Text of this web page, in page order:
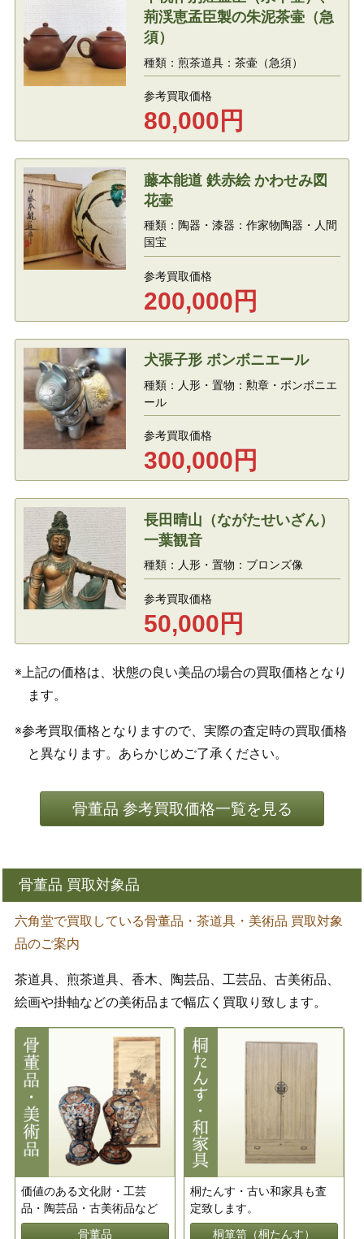
荊渓恵孟臣製の朱泥茶壷（急
須）
種類：煎茶道具：茶壷（急須）
参考買取価格
80,000 円
藤本能道 鉄赤絵 かわせみ図
花壷
種類：陶器・漆器：作家物陶器・人間
国宝
参考買取価格
200,000 円
犬張子形 ボンボニエール
種類：人形・置物：勲章・ボンボニエ
ール
参考買取価格
300,000 円
長田晴山（ながたせいざん）
一葉観音
種類：人形・置物：ブロンズ像
参考買取価格
50,000 円
※上記の価格は、状態の良い美品の場合の買取価格となり
ます。
※参考買取価格となりますので、実際の査定時の買取価格
と異なります。あらかじめご了承ください。
骨董品 参考買取価格一覧を見る
骨董品 買取対象品
六角堂で買取している骨董品・茶道具・美術品 買取対象
品のご案内
茶道具、煎茶道具、香木、陶芸品、工芸品、古美術品、
絵画や掛軸などの美術品まで幅広く買取り致します。
価値のある文化財・工芸
品・陶芸品・古美術品など
骨董品
桐たんす・古い和家具も査
定致します。
桐箪笥（桐たんす）